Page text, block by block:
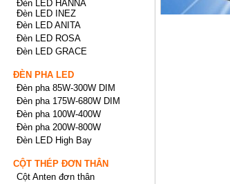
Đèn LED HANNA
Đèn LED INEZ
Đèn LED ANITA
Đèn LED ROSA
Đèn LED GRACE
ĐÈN PHA LED
Đèn pha 85W-300W DIM
Đèn pha 175W-680W DIM
Đèn pha 100W-400W
Đèn pha 200W-800W
Đèn LED High Bay
CỘT THÉP ĐƠN THÂN
Cột Anten đơn thân